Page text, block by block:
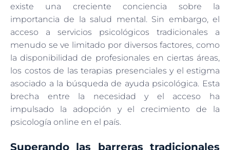
existe una creciente conciencia sobre la
importancia de la salud mental. Sin embargo, el
acceso a servicios psicológicos tradicionales a
menudo se ve limitado por diversos factores, como
la disponibilidad de profesionales en ciertas áreas,
los costos de las terapias presenciales y el estigma
asociado a la búsqueda de ayuda psicológica. Esta
brecha entre la necesidad y el acceso ha
impulsado la adopción y el crecimiento de la
psicología online en el país.
Superando las barreras tradicionales